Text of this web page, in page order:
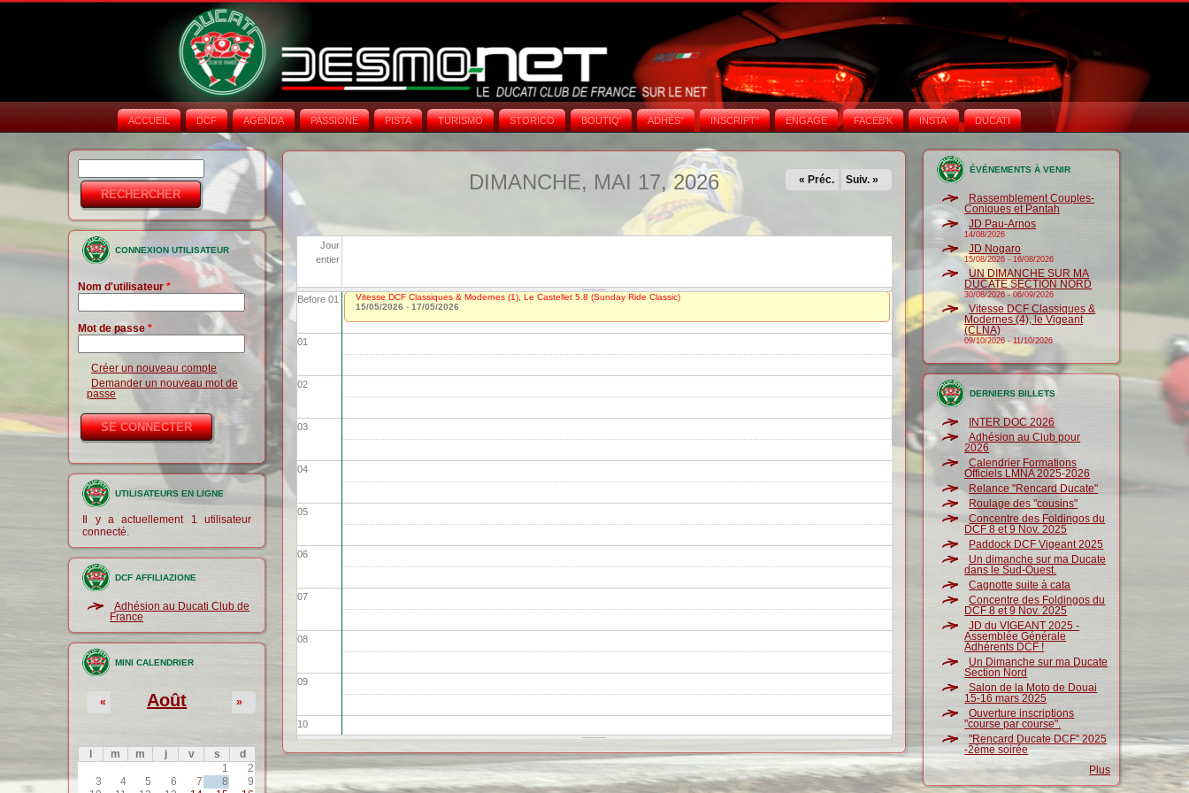
ACCUEIL DCF AGENDA PASSIONE PISTA TURISMO STORICO BOUTIQ' ADHÉS° INSCRIPT° ENGAGE FACEB'K INSTA‘ DUCATI
Formulaire de
recherche
CONNEXION UTILISATEUR
Nom d'utilisateur*
Mot de passe*
Créer un nouveau compte
Demander un nouveau mot de
passe
UTILISATEURS EN LIGNE
Il y a actuellement 1 utilisateur
connecté.
DCF AFFILIAZIONE
Adhésion au Ducati Club de
France
MINI CALENDRIER
Août
« »
m m j v s
d
1
2
3
4 5 6 7 8
9
DIMANCHE, MAI 17, 2026 « Préc. Suiv. »
Jour
entier
Before 01
01
02
03
04
05
06
07
08
09
10
Vitesse DCF Classiques & Modernes (1), Le Castellet 5.8 (Sunday Ride Classic)
15/05/2026 -17/05/2026
ÉVÉNEMENTS À VENIR
Rassemblement Couples-
Coniques et Pantah
JD Pau-Arnos
14/08/2026
JD Nogaro
15/08/2026 -16/08/2026
UN DIMANCHE SUR MA
DUCATE SECTION NORD
30/08/2026-06/09/2026
Vitesse DCF Classiques &
Modernes (4), le Vigeant
(CLNA)
09/10/2026-11/10/2026
DERNIERS BILLETS
INTER DOC 2026
Adhésion au Club pour
2026
Calendrier Formations
Officiels LMNA 2025-2026
Relance "Rencard Ducate"
Roulage des "cousins"
Concentre des Foldingos du
DCF 8 et 9 Nov. 2025
Paddock DCF Vigeant 2025
Un dimanche sur ma Ducate
dans le Sud-Ouest.
Cagnotte suite à cata
Concentre des Foldingos du
DCF 8 et 9 Nov. 2025
JD du VIGEANT 2025 -
Assemblée Générale
Adhérents DCF !
Un Dimanche sur ma Ducate
Section Nord
Salon de la Moto de Douai
15-16 mars 2025
Ouverture inscriptions
"course par course".
"Rencard Ducate DCF" 2025
-2ème soirée
Plus